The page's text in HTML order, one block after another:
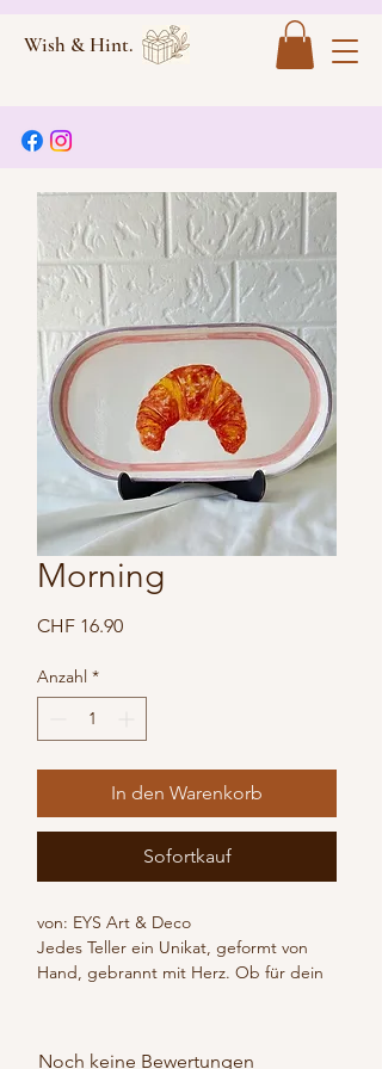
Wish & Hint.
Morning
CHF 16.90Preis
Anzahl *
In den Warenkorb
Sofortkauf
von: EYS Art & Deco
Jedes Teller ein Unikat, geformt von
Hand, gebrannt mit Herz. Ob für dein
Noch keine Bewertungen